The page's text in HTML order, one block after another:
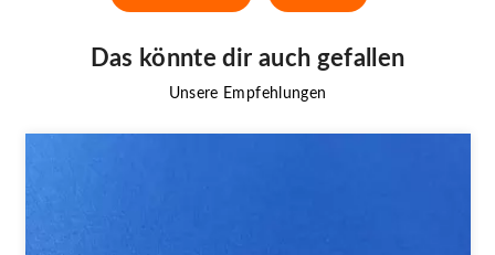
Das könnte dir auch gefallen
Unsere Empfehlungen